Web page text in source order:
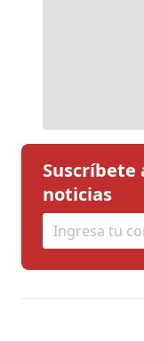
Suscríbete
noticias